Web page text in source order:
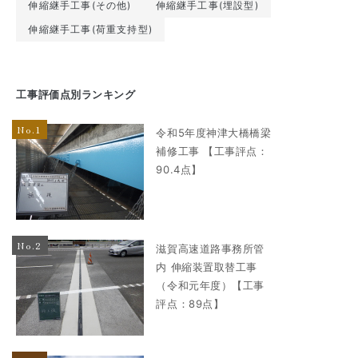
伸縮継手工事(その他)
伸縮継手工事(埋設型)
伸縮継手工事(荷重支持型)
工事評価点別ランキング
令和5年度神津大橋橋梁
補修工事 【工事評点：
90.4点】
滋賀高速道路事務所管
内 伸縮装置取替工事
（令和元年度）【工事
評点：89点】